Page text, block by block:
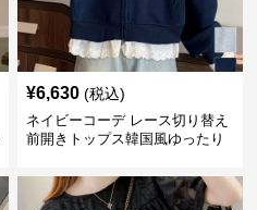
¥6,630 (税込)
ネイビーコーデ レース切り替え
前開きトップス韓国風ゆったり